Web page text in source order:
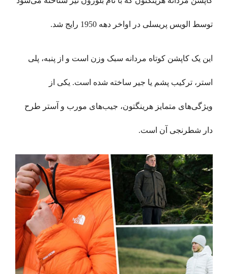
توسط الویس پریسلی در اواخر دهه 1950 رایج شد.
این یک کاپشن کوتاه مردانه سبک وزن است و از پنبه، پلی
استر، ترکیب پشم یا جیر ساخته شده است. یکی از
ویژگی‌های متمایز هرینگتون، جیب‌های مورب و آستر طرح
دار شطرنجی آن است.